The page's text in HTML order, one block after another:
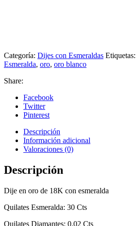
Categoría: Dijes con Esmeraldas Etiquetas:
Esmeralda, oro, oro blanco
Share:
Facebook
Twitter
Pinterest
Descripción
Información adicional
Valoraciones (0)
Descripción
Dije en oro de 18K con esmeralda
Quilates Esmeralda: 30 Cts
Quilates Diamantes: 0.02 Cts